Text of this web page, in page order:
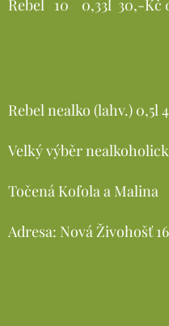
Rebel 10 0,33l 30,-Kč
Rebel nealko (lahv.) 0,5l
Velký výběr
Točená Kofola a Malina
Adresa: Nová Živohošť